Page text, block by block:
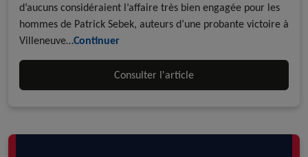
d’aucuns considéraient l’affaire très bien engagée pour les
hommes de Patrick Sebek, auteurs d’une probante victoire à
Villeneuve…Continuer
Consulter l'article